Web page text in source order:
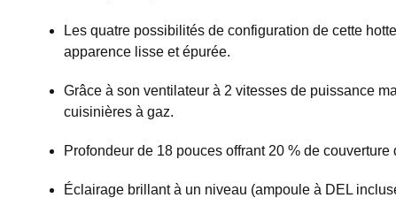
Les quatre possibilités de configuration de cette
apparence lisse et épurée.
Grâce à son ventilateur à 2 vitesses de puissance
cuisinières à gaz.
Profondeur de 18 pouces offrant 20 % de
Éclairage brillant à un niveau (ampoule à DEL